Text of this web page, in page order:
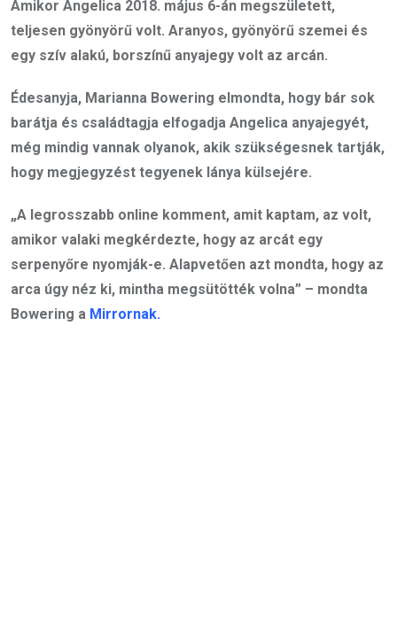
Amikor Angelica 2018. május 6-án megszületett,
teljesen gyönyörű volt. Aranyos, gyönyörű szemei és
egy szív alakú, borszínű anyajegy volt az arcán.
Édesanyja, Marianna Bowering elmondta, hogy bár sok
barátja és családtagja elfogadja Angelica anyajegyét,
még mindig vannak olyanok, akik szükségesnek tartják,
hogy megjegyzést tegyenek lánya külsejére.
„A legrosszabb online komment, amit kaptam, az volt,
amikor valaki megkérdezte, hogy az arcát egy
serpenyőre nyomják-e. Alapvetően azt mondta, hogy az
arca úgy néz ki, mintha megsütötték volna” – mondta
Bowering a Mirrornak.